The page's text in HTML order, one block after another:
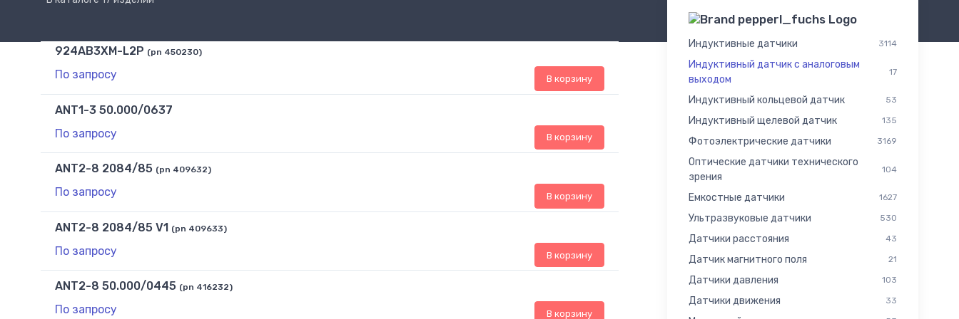
924AB3XM-L2P (pn 450230)
По запросу В корзину
ANT1-3 50.000/0637
По запросу
В корзину
ANT2-8 2084/85 (pn 409632)
По запросу В корзину
ANT2-8 2084/85 V1 (pn 409633)
По запросу В корзину
ANT2-8 50.000/0445 (pn 416232)
По запросу В корзину
Индуктивные датчики 3114
Индуктивный датчик с аналоговым
выходом
17
Индуктивный кольцевой датчик 53
Индуктивный щелевой датчик 135
Фотоэлектрические датчики 3169
Оптические датчики технического
зрения
104
Емкостные датчики 1627
Ультразвуковые датчики 530
Датчики расстояния 43
Датчик магнитного поля 21
Датчики давления 103
Датчики движения 33